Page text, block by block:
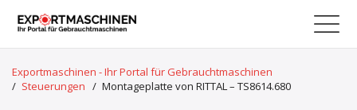
Exportmaschinen - Ihr Portal für Gebrauchtmaschinen
/ Steuerungen / Montageplatte von RITTAL – TS8614.680